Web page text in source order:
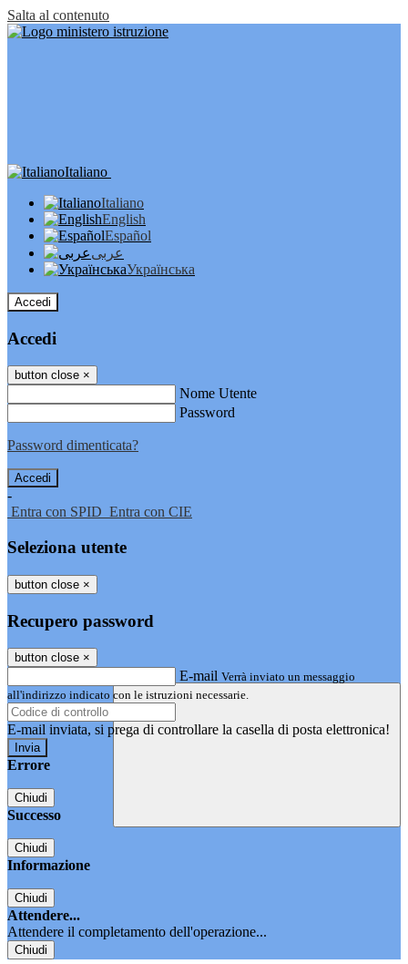
Salta al contenuto
Italiano
Italiano
English
Español
عربى
Українська
Accedi
Accedi
button close ×
Nome Utente
Password
Password dimenticata?
-
Entra con SPID Entra con CIE
Seleziona utente
button close ×
Recupero password
button close ×
E-mail Verrà inviato un messaggio
all'indirizzo indicato con le istruzioni necessarie.
E-mail inviata, si prega di controllare la casella di posta elettronica!
Errore
Chiudi
Successo
Chiudi
Informazione
Chiudi
Attendere...
Attendere il completamento dell'operazione...
Chiudi